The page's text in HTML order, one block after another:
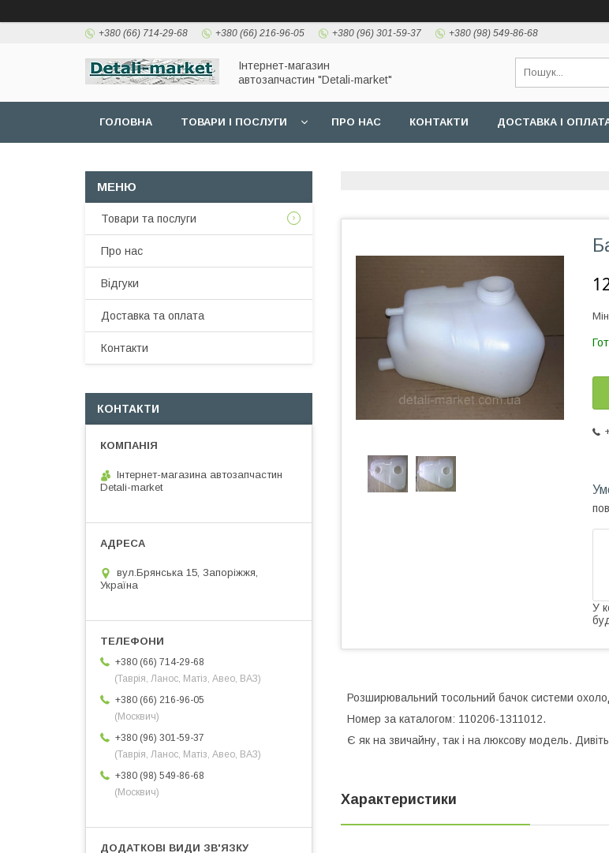
+380 (66) 714-29-68 +380 (66) 216-96-05 +380 (96) 301-59-37 +380 (98) 549-86-68
Інтернет-магазин
автозапчастин "Detali-market"
ГОЛОВНА ТОВАРИ І ПОСЛУГИ ПРО НАС КОНТАКТИ ДОСТАВКА І
У
Розширювальний тосольний бачок системи
Номер за каталогом: 110206-1311012.
Є як на звичайну, так і на люксову модель.
Характеристики
Товари та послуги
Про нас
Відгуки
Доставка та оплата
Контакти
КОНТАКТИ
Інтернет-магазина автозапчастин
Detali-market
вул.Брянська 15, Запоріжжя,
Україна
+380 (66) 714-29-68
(Таврія, Ланос, Матіз, Авео, ВАЗ)
+380 (66) 216-96-05
(Москвич)
+380 (96) 301-59-37
(Таврія, Ланос, Матіз, Авео, ВАЗ)
+380 (98) 549-86-68
(Москвич)